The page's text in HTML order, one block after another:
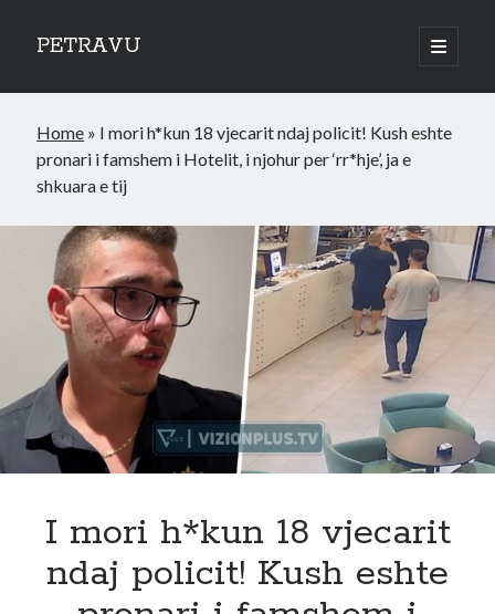
PETRAVU
open
primary
Sidebar
Bank
Credit Cards
Uncategorized
Home » I mori h*kun 18 vjecarit ndaj policit! Kush eshte
pronari i famshem i Hotelit, i njohur per ‘rr*hje’, ja e
shkuara e tij
I mori h*kun 18 vjecarit
ndaj policit! Kush eshte